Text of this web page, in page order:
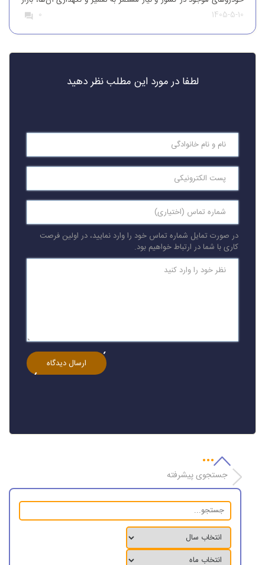
قطعات یدکی همواره از تقاضای قابل‌توجهی برخوردار بوده است. افرادی
که قصد واردات قطعات یدکی خودرو را دارند، باید […]
1405-5-10
0
لطفا در مورد این مطلب نظر دهید
در صورت تمایل شماره تماس خود را وارد نمایید، در اولین فرصت
کاری با شما در ارتباط خواهیم بود.
جستجوی پیشرفته